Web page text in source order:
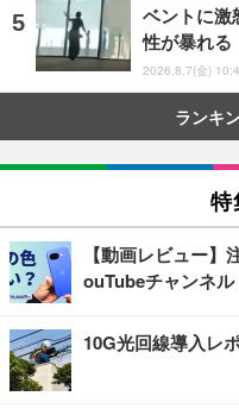
ベントに
性が暴れる
2026.8.7(金)
ランキ
特
【動画レビュー
ouTubeチャンネル
10G光回線導入レ